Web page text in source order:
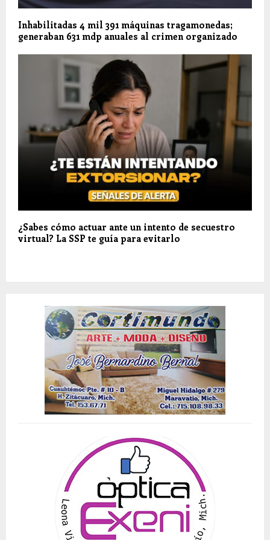
Inhabilitadas 4 mil 391 máquinas tragamonedas;
generaban 631 mdp anuales al crimen organizado
¿Sabes cómo actuar ante un intento de secuestro
virtual? La SSP te guía para evitarlo